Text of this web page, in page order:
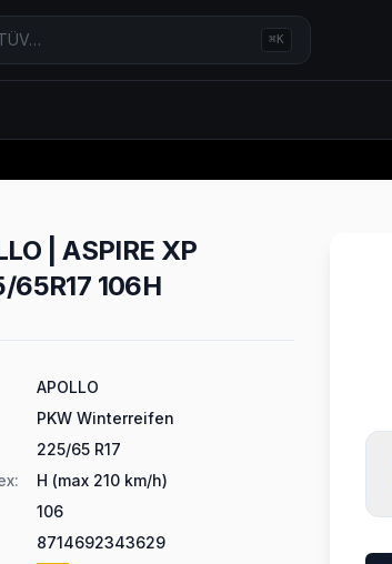
⌘K
| ASPIRE XP
65R17 106H
APOLLO
PKW Winterreifen
225/65 R17
:
H (max 210 km/h)
106
8714692343629